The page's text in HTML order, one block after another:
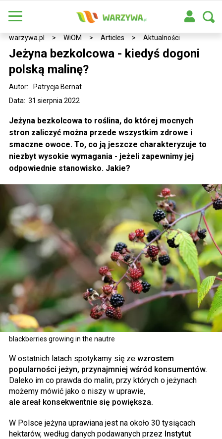
warzywa.pl > WiOM > Articles > Aktualności
blackberries growing in the nautre
Jeżyna bezkolcowa - kiedyś dogoni
polską malinę?
Data: 31 sierpnia 2022
Autor: Patrycja Bernat
Jeżyna bezkolcowa to roślina, do której mocnych
stron zaliczyć można przede wszystkim zdrowe i
smaczne owoce. To, co ją jeszcze charakteryzuje to
niezbyt wysokie wymagania - jeżeli zapewnimy jej
odpowiednie stanowisko. Jakie?
W ostatnich latach spotykamy się ze wzrostem
popularności jeżyn, przynajmniej wśród konsumentów.
Daleko im co prawda do malin, przy których o jeżynach
możemy mówić jako o niszy w uprawie,
ale areał konsekwentnie się powiększa.
W Polsce jeżyna uprawiana jest na około 30 tysiącach
hektarów, według danych podawanych przez Instytut